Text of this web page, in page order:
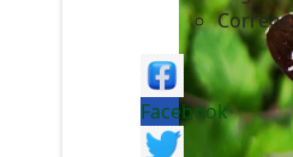
Correos
Facebook